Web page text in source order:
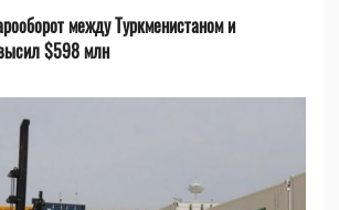
между Туркменистаном и
$598 млн